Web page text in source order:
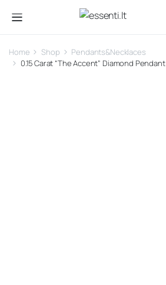
Home Shop
Pendants&Necklaces
0.15 Carat “The Accent” Diamond Pendant